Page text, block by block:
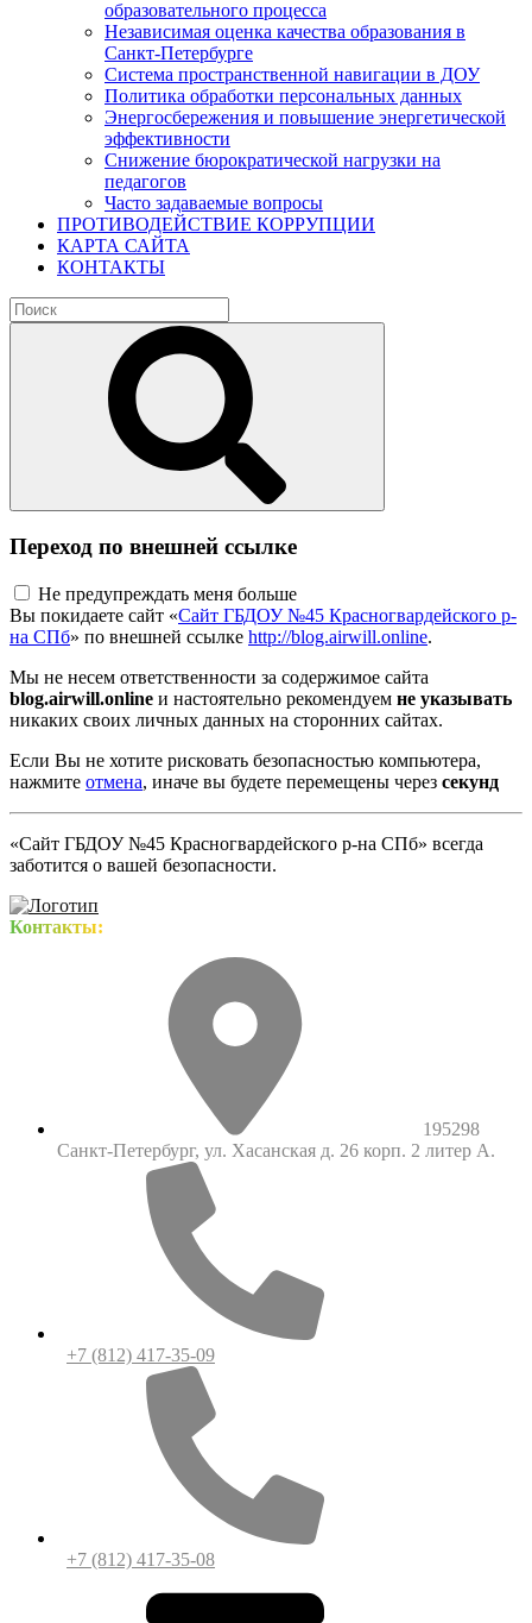
образовательного процесса
Независимая оценка качества образования в
Санкт-Петербурге
Система пространственной навигации в ДОУ
Политика обработки персональных данных
Энергосбережения и повышение энергетической
эффективности
Снижение бюрократической нагрузки на
педагогов
Часто задаваемые вопросы
ПРОТИВОДЕЙСТВИЕ КОРРУПЦИИ
КАРТА САЙТА
КОНТАКТЫ
Переход по внешней ссылке
Не предупреждать меня больше
Вы покидаете сайт «Сайт ГБДОУ №45 Красногвардейского р-
на СПб» по внешней ссылке http://blog.airwill.online.
Мы не несем ответственности за содержимое сайта
blog.airwill.online и настоятельно рекомендуем не указывать
никаких своих личных данных на сторонних сайтах.
Если Вы не хотите рисковать безопасностью компьютера,
нажмите отмена, иначе вы будете перемещены через секунд
«Сайт ГБДОУ №45 Красногвардейского р-на СПб» всегда
заботится о вашей безопасности.
Контакты:
195298
Санкт-Петербург, ул. Хасанская д. 26 корп. 2 литер А.
+7 (812) 417-35-09
+7 (812) 417-35-08